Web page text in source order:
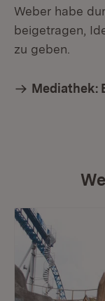
Weber habe
beigetragen,
zu geben.
Mediathek: